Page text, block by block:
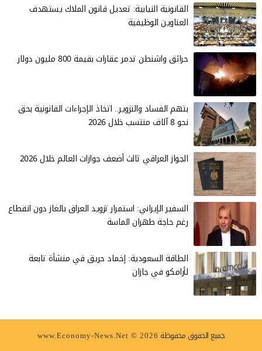
القانونية النيابية: تعديل قانون الملاك يستهدف
العناوين الوظيفية
حرائق واشنطن تدمر عقارات بقيمة 800 مليون دولار
بتهم الفساد والتزوير.. اتخاذ الإجراءات القانونية بحق
نحو 8 آلاف منتسب خلال 2026
الجواز العراقي ثالث أضعف جوازات العالم خلال 2026
السفير الإيراني: استمرار تزويد العراق بالغاز دون انقطاع
رغم حاجة طهران الماسة
الطاقة السعودية: إخماد حريق في منشأة تابعة
لأرامكو في جازان
جميع الحقوق محفوظة www.Economy-News.Net © 2026